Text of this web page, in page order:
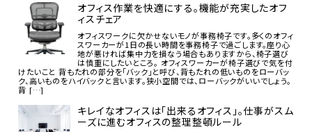
オフィス作業を快適にする。機能が充実したオフ
ィスチェア
オフィスワークに欠かせないモノが事務椅子です。多くのオフィ
スワーカーが1日の長い時間を事務椅子で過ごします。座り心
地が悪ければ集中力を損なう場合もありますから、椅子選び
は慎重にしたいところ。 オフィスワーカーが椅子選びで気を付
けたいこと 背もたれの部分を「バック」と呼び、背もたれの低いものをローバッ
ク、高いものをハイバックと言います。狭小空間では、ローバックがいいでしょう。
背 […]
キレイなオフィスは「出来るオフィス」。仕事がスム
ーズに進むオフィスの整理整頓ルール